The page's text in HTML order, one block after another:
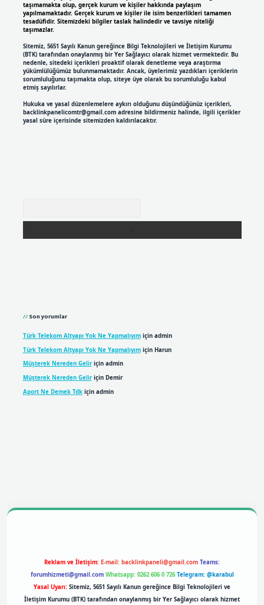
taşımamakta olup, gerçek kurum ve kişiler hakkında paylaşım
yapılmamaktadır. Gerçek kurum ve kişiler ile isim benzerlikleri tamamen
tesadüfidir. Sitemizdeki bilgiler taslak halindedir ve tavsiye niteliği
taşımazlar.
Sitemiz, 5651 Sayılı Kanun gereğince Bilgi Teknolojileri ve İletişim Kurumu
(BTK) tarafından onaylanmış bir Yer Sağlayıcı olarak hizmet vermektedir. Bu
nedenle, sitedeki içerikleri proaktif olarak denetleme veya araştırma
yükümlülüğümüz bulunmamaktadır. Ancak, üyelerimiz yazdıkları içeriklerin
sorumluluğunu taşımakta olup, siteye üye olarak bu sorumluluğu kabul
etmiş sayılırlar.
Hukuka ve yasal düzenlemelere aykırı olduğunu düşündüğünüz içerikleri,
backlinkpanelicomtr@gmail.comadresine bildirmeniz halinde, ilgili içerikler
yasal süre içerisinde sitemizden kaldırılacaktır.
Son yorumlar
Türk Telekom Altyapı Yok Ne Yapmalıyımiçin admin
Türk Telekom Altyapı Yok Ne Yapmalıyımiçin Harun
Müşterek Nereden Geliriçin admin
Müşterek Nereden Geliriçin Demir
Aport Ne Demek Tdkiçin admin
Reklam ve İletişim: E-mail: backlinkpaneli@gmail.com Teams:
forumhizmeti@gmail.com Whatsapp: 0262 606 0 726 Telegram: @karabul
Yasal Uyarı: Sitemiz, 5651 Sayılı Kanun gereğince Bilgi Teknolojileri ve
İletişim Kurumu (BTK) tarafından onaylanmış bir Yer Sağlayıcı olarak hizmet